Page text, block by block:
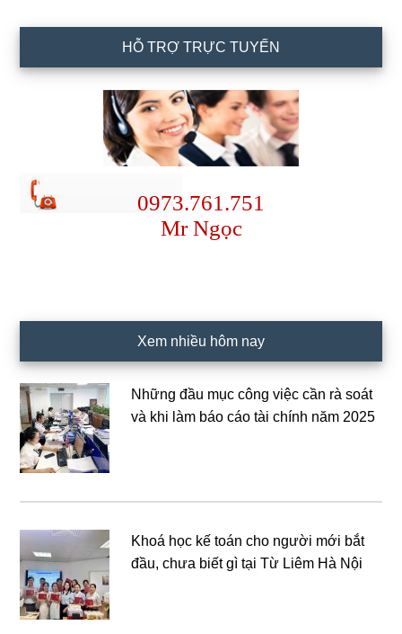
HỖ TRỢ TRỰC TUYẾN
0973.761.751
Mr Ngọc
Xem nhiều hôm nay
Những đầu mục công việc cần rà soát
và khi làm báo cáo tài chính năm 2025
Khoá học kế toán cho người mới bắt
đầu, chưa biết gì tại Từ Liêm Hà Nội